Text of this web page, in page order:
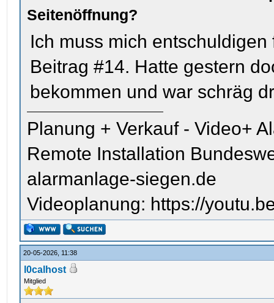
Seitenöffnung?
Ich muss mich
Beitrag #14. Hatte gestern
bekommen und war schräg
Planung + Verkauf - Video+
Remote Installation
alarmanlage-siegen.de
Videoplanung: https://
20-05-2026, 11:38
l0calhost
Mitglied